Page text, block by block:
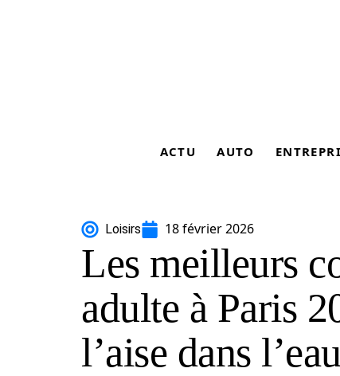
ACTU AUTO
Loisirs 18 février 2026
Les meilleurs
adulte à Paris
l’aise dans l’eau